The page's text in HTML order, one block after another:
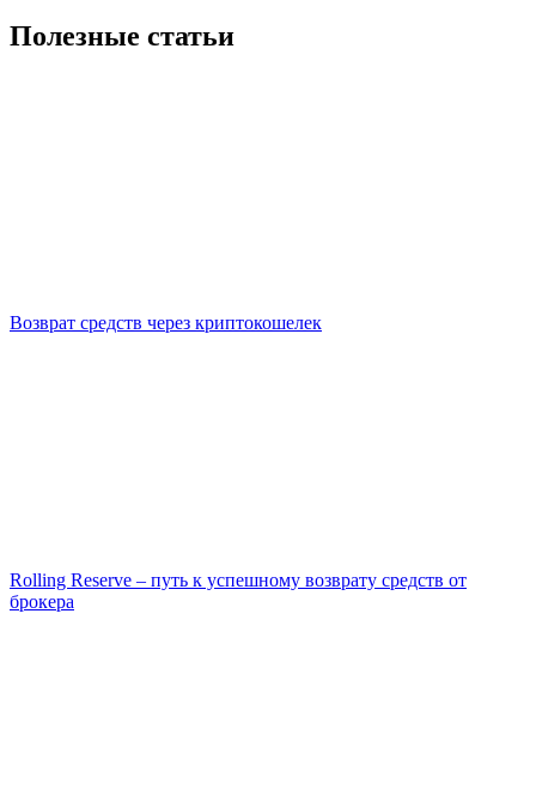
Полезные статьи
Возврат средств через криптокошелек
Rolling Reserve – путь к успешному возврату средств от
брокера